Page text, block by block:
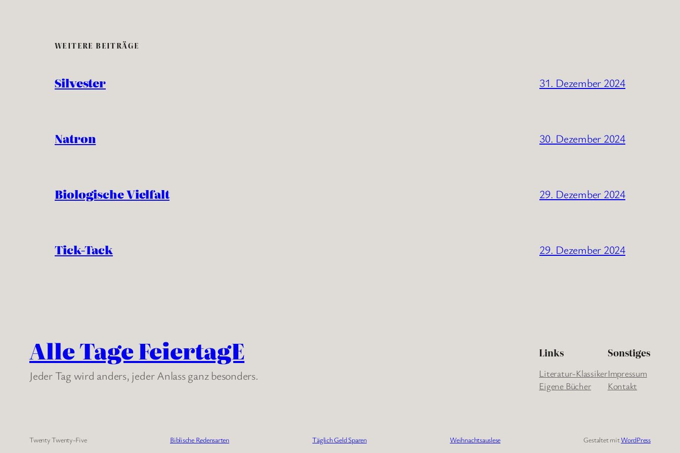
WEITERE BEITRÄGE
Silvester 31. Dezember 2024
Natron 30. Dezember 2024
Biologische Vielfalt 29. Dezember 2024
Tick-Tack 29. Dezember 2024
Alle Tage FeiertagE
Jeder Tag wird anders, jeder Anlass ganz besonders.
Links
Literatur-Klassiker
Eigene Bücher
Sonstiges
Impressum
Kontakt
Twenty Twenty-Five Biblische Redensarten Täglich Geld Sparen Weihnachtsauslese Gestaltet mitWordPress